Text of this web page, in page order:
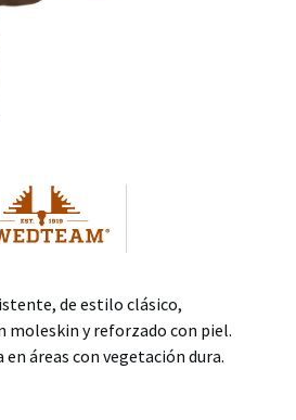
de estilo clásico,
moleskin y reforzado con piel.
en áreas con vegetación dura.